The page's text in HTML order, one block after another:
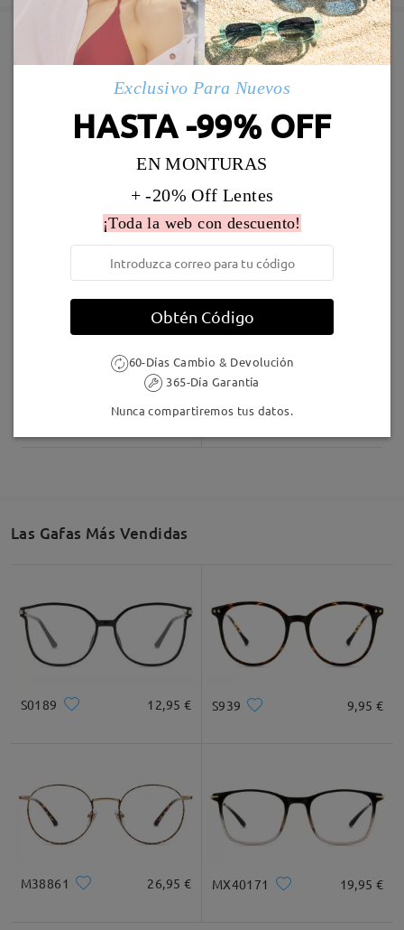
Enviado
5-7 días laborales detalles
Marcos Similares
19,95 € S23850
26,95 € S88734
Las Gafas Más Vendidas
S0189 12,95 € S939 9,95 €
M38861 26,95 € MX40171 19,95 €
Exclusivo Para Nuevos
HASTA -99% OFF
EN MONTURAS
+ -20% Off Lentes
¡Toda la web con descuento!
Obtén Código
60-Días Cambio & Devolución
365-Día Garantía
Nunca compartiremos tus datos.